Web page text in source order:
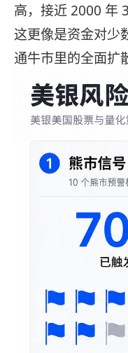
高，接近 2000 年
这更像是资金对少
通牛市里的全面扩